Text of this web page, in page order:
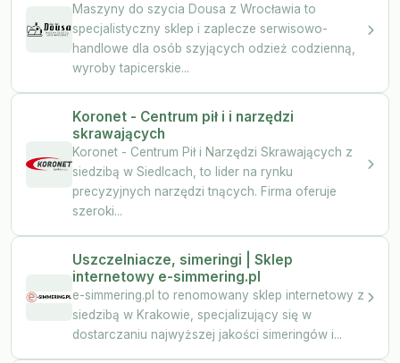
Maszyny do szycia Dousa z Wrocławia to
specjalistyczny sklep i zaplecze serwisowo-
handlowe dla osób szyjących odzież codzienną,
wyroby tapicerskie...
Koronet - Centrum pił i i narzędzi
skrawających
Koronet - Centrum Pił i Narzędzi Skrawających z
siedzibą w Siedlcach, to lider na rynku
precyzyjnych narzędzi tnących. Firma oferuje
szeroki...
Uszczelniacze, simeringi | Sklep
internetowy e-simmering.pl
e-simmering.pl to renomowany sklep internetowy z
siedzibą w Krakowie, specjalizujący się w
dostarczaniu najwyższej jakości simeringów i...